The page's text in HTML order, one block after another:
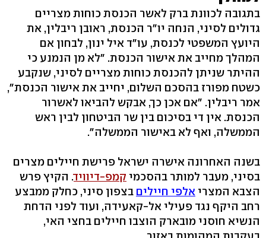
בתגובה לכוונת ברק לאשר הכנסת כוחות מצריים
גדולים לסיני, הנחה יו"ר הכנסת, ראובן ריבלין, את
היועץ המשפטי לכנסת, עו"ד איל ינון, לבחון אם
המהלך מחייב את אישור הכנסת. "לא מן הנמנע כי
ההיתר שניתן להכנסת כוחות מצריים לסיני, שנקבע
כשטח מפורז בהסכם השלום, יחייב את אישור הכנסת",
אמר ריבלין. "אם אכן כך, אבקש להביאו לאשרור
הכנסת. אין די בסיכום בין שר הביטחון לבין ראש
הממשלה, ואף לא באישור הממשלה".
בשנה האחרונה אישרה ישראל פרישת חיילים מצרים
בסיני, מעבר למותר בהסכמי קמפ-דיוויד. הקיץ פרש
הצבא המצרי אלפי חיילים בצפון סיני, כחלק ממבצע
רחב היקף נגד פעילי אל-קאעידה, ועוד לפני הדחת
הנשיא חוסני מובארק הוצבו חיילים בחצי האי,